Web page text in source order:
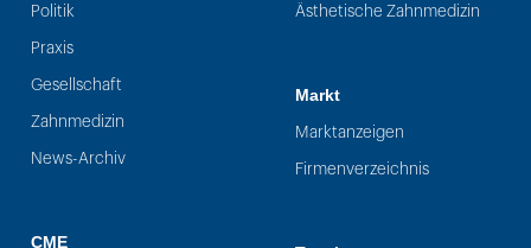
Politik
Praxis
Gesellschaft
Zahnmedizin
News-Archiv
CME
Ästhetische Zahnmedizin
Markt
Marktanzeigen
Firmenverzeichnis